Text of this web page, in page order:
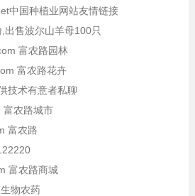
中国种植业网站友情链接
出售波尔山羊母100只
富农路园林
富农路花卉
技术有意者私聊
富农路城市
富农路
富农路商城
物农药